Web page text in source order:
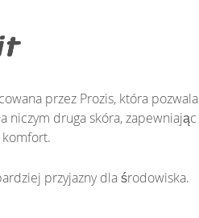
przez Prozis, która pozwala
niczym druga skóra, zapewniając
komfort.
przyjazny dla środowiska.